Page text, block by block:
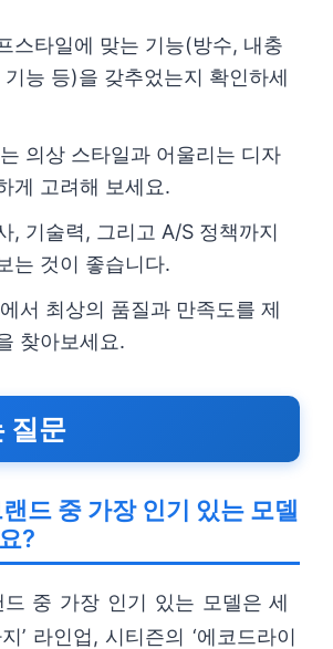
스타일에 맞는 기능(방수, 내충
능 등)을 갖추었는지 확인하세
의상 스타일과 어울리는 디자
게 고려해 보세요.
, 기술력, 그리고 A/S 정책까지
는 것이 좋습니다.
서 최상의 품질과 만족도를 제
찾아보세요.
질문
드 중 가장 인기 있는 모델
?
중 가장 인기 있는 모델은 세
’ 라인업, 시티즌의 ‘에코드라이